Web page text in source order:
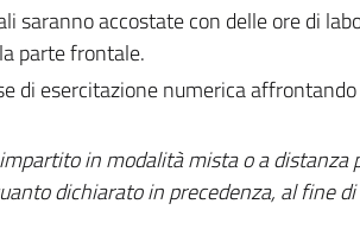
saranno accostate con delle ore di
parte frontale.
di esercitazione numerica
in modalità mista o a
dichiarato in precedenza, al fine